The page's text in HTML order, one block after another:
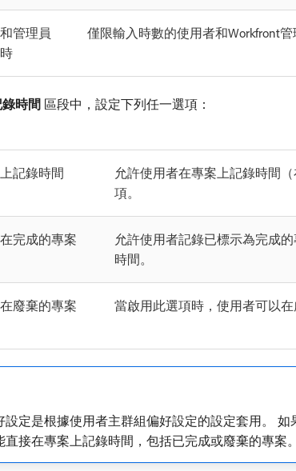
管理員
僅限輸入時數的使用者和Workfront
時間 ​區段中，設定下列任一選項：
記錄時間
允許使用者在專案上記錄時間
項。
完成的專案
允許使用者記錄已標示為完成
時間。
廢棄的專案
當啟用此選項時，使用者可以
設定是根據使用者主群組偏好設定的設定套用。
直接在專案上記錄時間，包括已完成或廢棄的專案。